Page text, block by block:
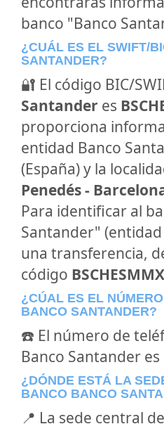
banco "Banco
¿CUÁL ES EL SWIFT/
SANTANDER?
🔐 El código BIC/
Santander es
proporciona
entidad Banco
(España) y la
Penedés -
Para identificar al
Santander"
una transferencia,
código
¿CÚAL ES EL
BANCO SANTANDER?
☎️ El número de
Banco Santander es
¿DÓNDE ESTÁ LA
BANCO BANCO
📍 La sede central de